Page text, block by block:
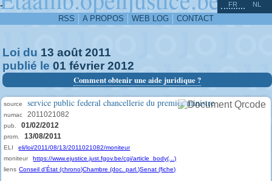
-
RSS A PROPOS WEB LOG CONTACT
FR NL
Loi du 13 août 2011
publié le 01 février 2012
Comment obtenir une aide juridique ?
source service public federal chancellerie du premier ministre
numac 2011021082
pub. 01/02/2012
prom. 13/08/2011
ELI
eli/loi/2011/08/13/2011021082/moniteur
moniteur
https://www.ejustice.just.fgov.be/cgi/article_body(...)
liens Conseil d'État (chrono)Chambre (doc. parl.)Senat (fiche)
^